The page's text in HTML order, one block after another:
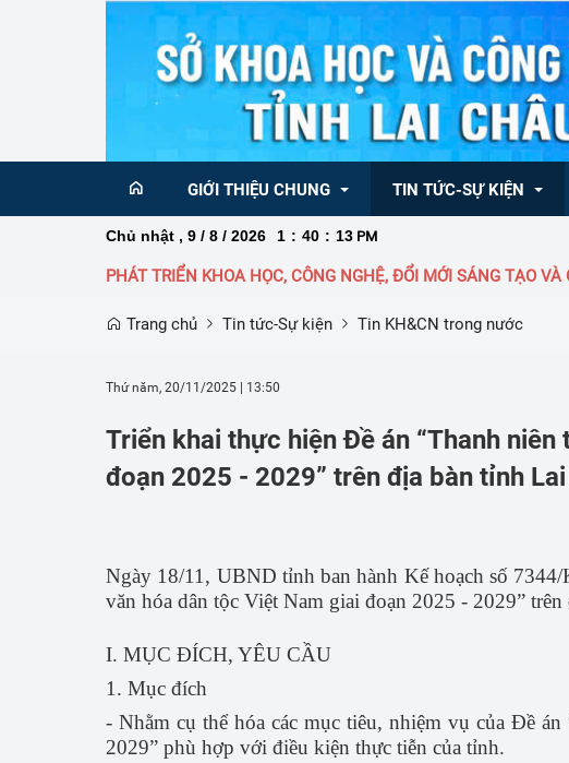
GIỚI THIỆU CHUNG
Chức năng nhiệm vụ Sở Khoa học và
Danh bạ điện thoại
TIN TỨC-SỰ KIỆN
Tin KH&CN Quốc tế
Thông báo
Ấn phẩm thông tin
Tin tức KH&CN trong tỉnh
Chủ nhật , 9 / 8 / 2026 1 : 40 : 14 PM
PHÁT TRIỂN KHOA HỌC, CÔNG NGHỆ, ĐỔI MỚI SÁNG TẠO VÀ
Trang chủ Tin tức-Sự kiện Tin KH&CN trong nước
Thứ năm, 20/11/2025 | 13:50
Triển khai thực hiện Đề án “Thanh
đoạn 2025 - 2029” trên địa bàn tỉnh
Ngày 18/11, UBND tỉnh ban hành Kế hoạch số
văn hóa dân tộc Việt Nam giai đoạn 2025 - 2029”
I. MỤC ĐÍCH, YÊU CẦU
1. Mục đích
- Nhằm cụ thể hóa các mục tiêu, nhiệm vụ của Đề
2029” phù hợp với điều kiện thực tiễn của tỉnh.